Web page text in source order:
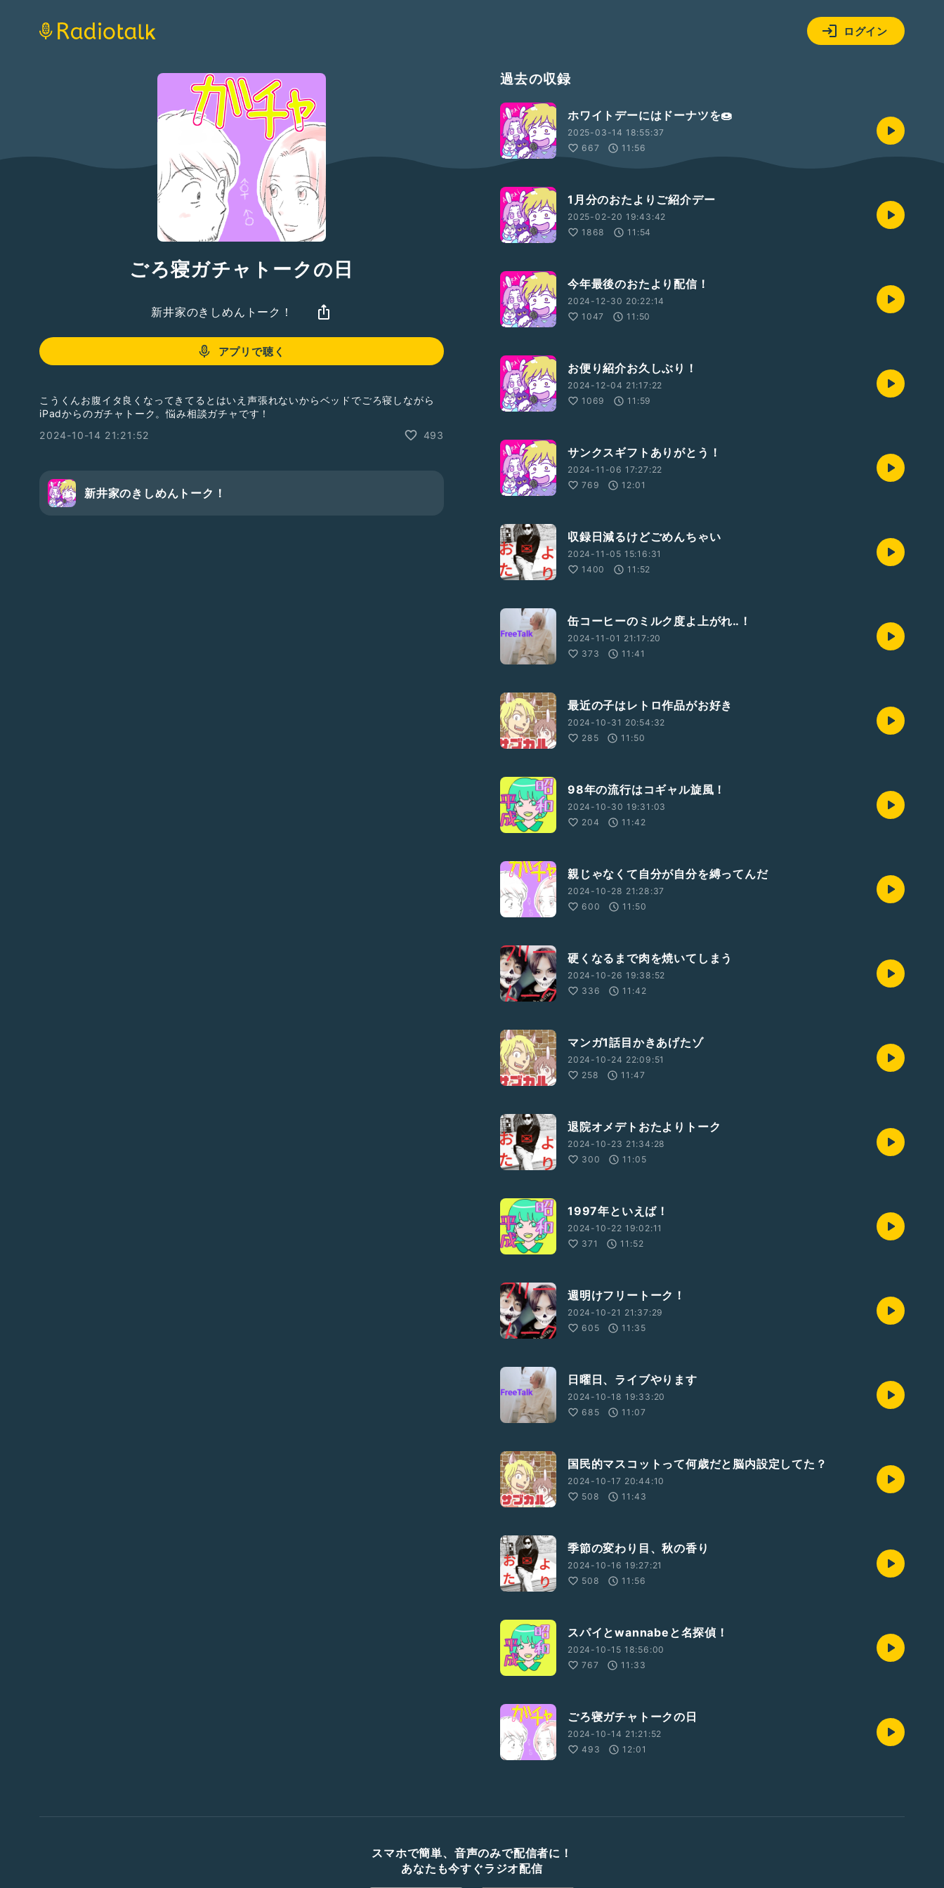
ログイン
ごろ寝ガチャトークの日
新井家のきしめんトーク！
アプリで聴く
こうくんお腹イタ良くなってきてるとはいえ声張れないからベッドでごろ寝しながら
iPadからのガチャトーク。悩み相談ガチャです！
2024-10-14 21:21:52
493
新井家のきしめんトーク！
過去の収録
ホワイトデーにはドーナツを🍩
2025-03-14 18:55:37
667
11:56
1月分のおたよりご紹介デー
2025-02-20 19:43:42
1868
11:54
今年最後のおたより配信！
2024-12-30 20:22:14
1047
11:50
お便り紹介お久しぶり！
2024-12-04 21:17:22
1069
11:59
サンクスギフトありがとう！
2024-11-06 17:27:22
769
12:01
収録日減るけどごめんちゃい
2024-11-05 15:16:31
1400
11:52
缶コーヒーのミルク度よ上がれ‥！
2024-11-01 21:17:20
373
11:41
最近の子はレトロ作品がお好き
2024-10-31 20:54:32
285
11:50
98年の流行はコギャル旋風！
2024-10-30 19:31:03
204
11:42
親じゃなくて自分が自分を縛ってんだ
2024-10-28 21:28:37
600
11:50
硬くなるまで肉を焼いてしまう
2024-10-26 19:38:52
336
11:42
マンガ1話目かきあげたゾ
2024-10-24 22:09:51
258
11:47
退院オメデトおたよりトーク
2024-10-23 21:34:28
300
11:05
1997年といえば！
2024-10-22 19:02:11
371
11:52
週明けフリートーク！
2024-10-21 21:37:29
605
11:35
日曜日、ライブやります
2024-10-18 19:33:20
685
11:07
国民的マスコットって何歳だと脳内設定してた？
2024-10-17 20:44:10
508
11:43
季節の変わり目、秋の香り
2024-10-16 19:27:21
508
11:56
スパイとwannabeと名探偵！
2024-10-15 18:56:00
767
11:33
ごろ寝ガチャトークの日
2024-10-14 21:21:52
493
12:01
スマホで簡単、音声のみで配信者に！
あなたも今すぐラジオ配信